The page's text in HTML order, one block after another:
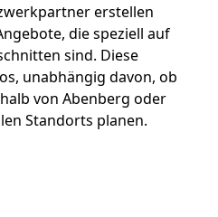
erstellen
die speziell auf
sind. Diese
unabhängig davon, ob
von Abenberg oder
Standorts planen.